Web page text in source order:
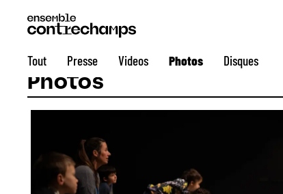
Tout
Presse Videos Photos Disques
Photos